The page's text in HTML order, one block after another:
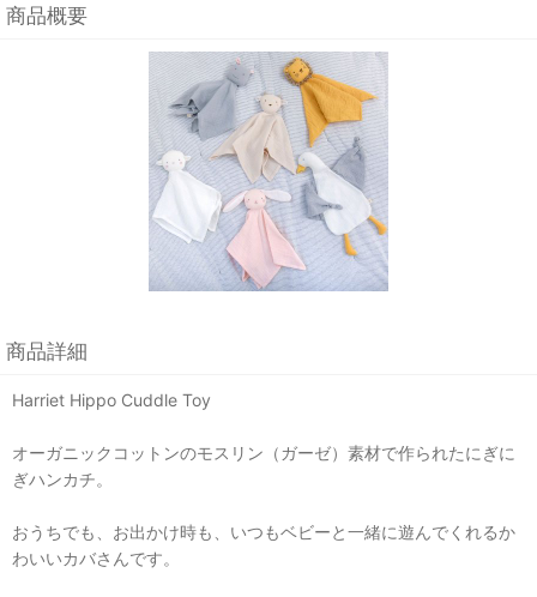
商品概要
商品詳細
Harriet Hippo Cuddle Toy
オーガニックコットンのモスリン（ガーゼ）素材で作られたにぎに
ぎハンカチ。
おうちでも、お出かけ時も、いつもベビーと一緒に遊んでくれるか
わいいカバさんです。